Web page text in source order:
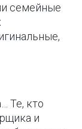
семейные
Те, кто
и